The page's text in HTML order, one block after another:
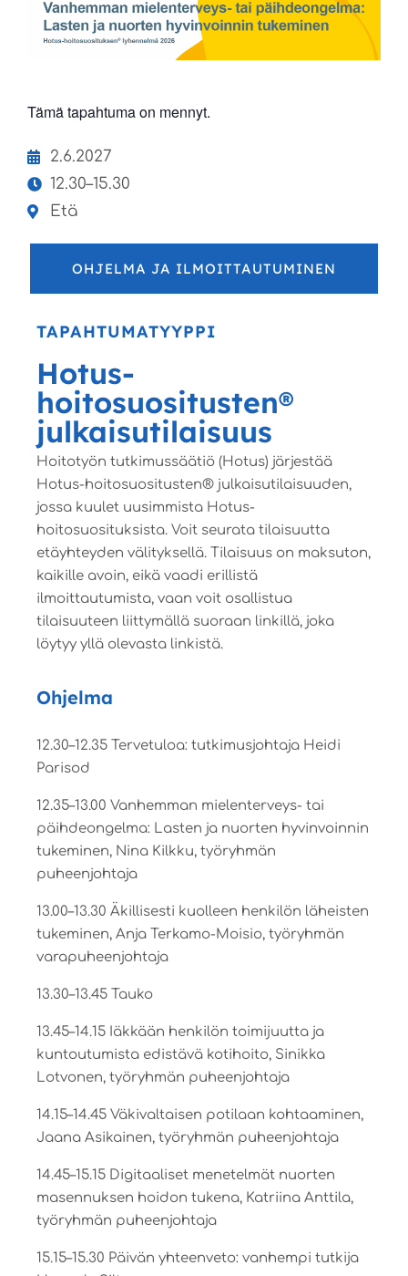
Tämä tapahtuma on mennyt.
2.6.2027
12.30–15.30
Etä
OHJELMA JA ILMOITTAUTUMINEN
TAPAHTUMATYYPPI
Hotus-
hoitosuositusten®
julkaisutilaisuus
Hoitotyön tutkimussäätiö (Hotus) järjestää
Hotus-hoitosuositusten® julkaisutilaisuuden,
jossa kuulet uusimmista Hotus-
hoitosuosituksista. Voit seurata tilaisuutta
etäyhteyden välityksellä. Tilaisuus on maksuton,
kaikille avoin, eikä vaadi erillistä
ilmoittautumista, vaan voit osallistua
tilaisuuteen liittymällä suoraan linkillä, joka
löytyy yllä olevasta linkistä.
Ohjelma
12.30–12.35 Tervetuloa: tutkimusjohtaja Heidi
Parisod
12.35–13.00 Vanhemman mielenterveys- tai
päihdeongelma: Lasten ja nuorten hyvinvoinnin
tukeminen, Nina Kilkku, työryhmän
puheenjohtaja
13.00–13.30 Äkillisesti kuolleen henkilön läheisten
tukeminen, Anja Terkamo-Moisio, työryhmän
varapuheenjohtaja
13.30–13.45 Tauko
13.45–14.15 Iäkkään henkilön toimijuutta ja
kuntoutumista edistävä kotihoito, Sinikka
Lotvonen, työryhmän puheenjohtaja
14.15–14.45 Väkivaltaisen potilaan kohtaaminen,
Jaana Asikainen, työryhmän puheenjohtaja
14.45–15.15 Digitaaliset menetelmät nuorten
masennuksen hoidon tukena, Katriina Anttila,
työryhmän puheenjohtaja
15.15–15.30 Päivän yhteenveto: vanhempi tutkija